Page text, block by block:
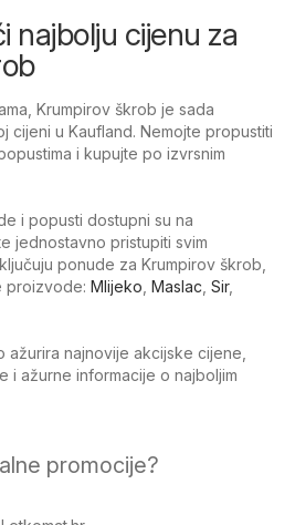
najbolju cijenu za
Krumpirov škrob je sada
cijeni u Kaufland. Nemojte propustiti
i kupujte po izvrsnim
i popusti dostupni su na
jednostavno pristupiti svim
ponude za Krumpirov škrob,
proizvode: Mlijeko Maslac Sir,
ažurira najnovije akcijske cijene,
i ažurne informacije o najboljim
promocije?